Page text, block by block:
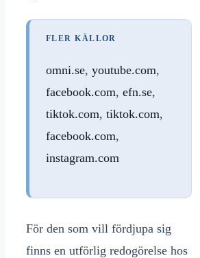
FLER KÄLLOR
omni.se, youtube.com,
facebook.com, efn.se,
tiktok.com, tiktok.com,
facebook.com,
instagram.com
För den som vill fördjupa sig
finns en utförlig redogörelse hos